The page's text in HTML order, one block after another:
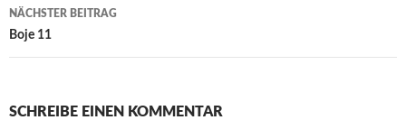
NÄCHSTER BEITRAG
Boje 11
SCHREIBE EINEN KOMMENTAR